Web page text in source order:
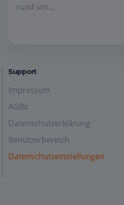
rund um...
Support
Impressum
AGBs
Datenschutzerklärung
Benutzerbereich
Datenschutzeinstellungen